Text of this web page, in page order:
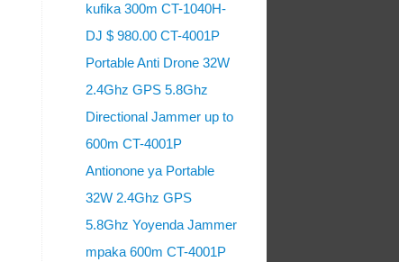
kufika 300m CT-1040H-
DJ $ 980.00 CT-4001P
Portable Anti Drone 32W
2.4Ghz GPS 5.8Ghz
Directional Jammer up to
600m CT-4001P
Antionone ya Portable
32W 2.4Ghz GPS
5.8Ghz Yoyenda Jammer
mpaka 600m CT-4001P